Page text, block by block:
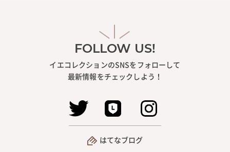
FOLLOW US!
イエコレクションのSNSをフォローして
最新情報をチェックしよう！
はてなブログ